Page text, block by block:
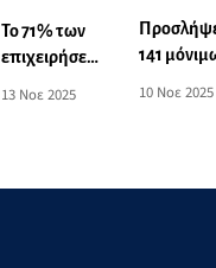
Το 71% των
επιχειρήσεων
εξεύρεση
13 Νοε 2025
141
10 Νοε 2025